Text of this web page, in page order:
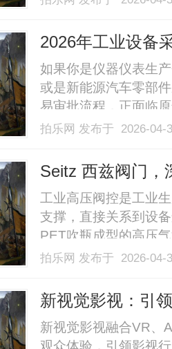
2026年工业设备
如果你是仪器仪表生
或是新能源汽车零部
易审批流程，正面临
密封差易进水、车载
三个维度，且产品需
售.........
拍乐网 发布于 2026-
Seitz 西兹阀门，
工业高压阀控是工业
支撑，直接关系到设
PET吹瓶成型的高压
柴油机的动力系统调
拍乐网 发布于 2026-
新视觉影视：引
新视觉影视融合VR、
观众体验，引领影视